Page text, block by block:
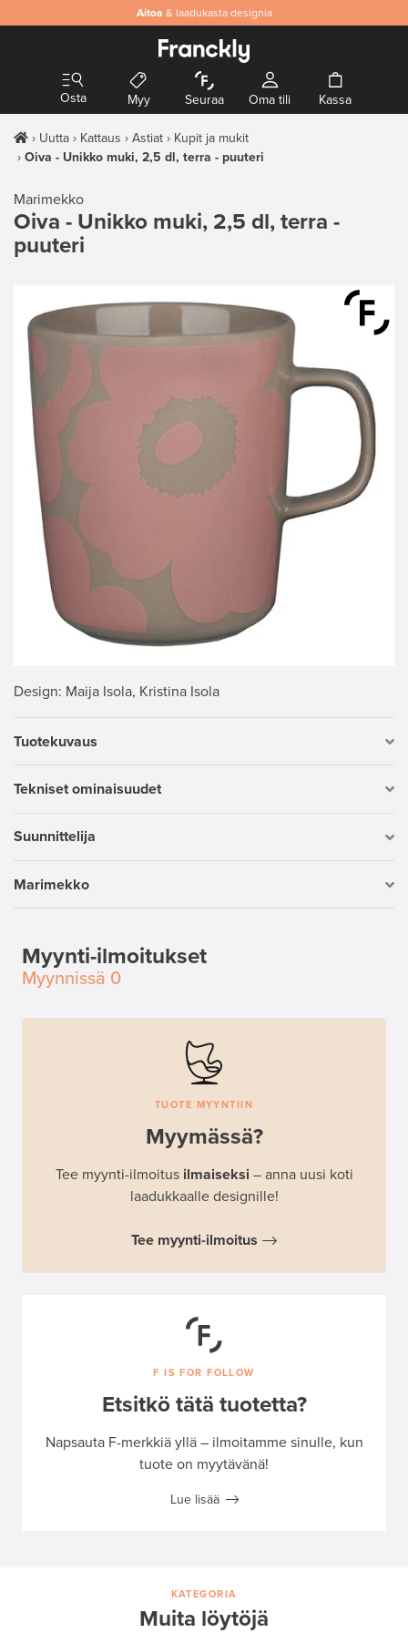
Aitoa & laadukasta designia
Osta Myy Seuraa Oma tili Kassa
Uutta Kattaus Astiat
Kupit ja mukit
Oiva - Unikko muki, 2,5 dl, terra - puuteri
Marimekko
Oiva - Unikko muki, 2,5 dl, terra -
puuteri
Design: Maija Isola, Kristina Isola
Tuotekuvaus
Tekniset ominaisuudet
Suunnittelija
Marimekko
Myynti-ilmoitukset
Myynnissä 0
TUOTE MYYNTIIN
Myymässä?
Tee myynti-ilmoitus ilmaiseksi – anna uusi koti
laadukkaalle designille!
Tee myynti-ilmoitus
F IS FOR FOLLOW
Etsitkö tätä tuotetta?
Napsauta F-merkkiä yllä – ilmoitamme sinulle, kun
tuote on myytävänä!
Lue lisää
KATEGORIA
Muita löytöjä